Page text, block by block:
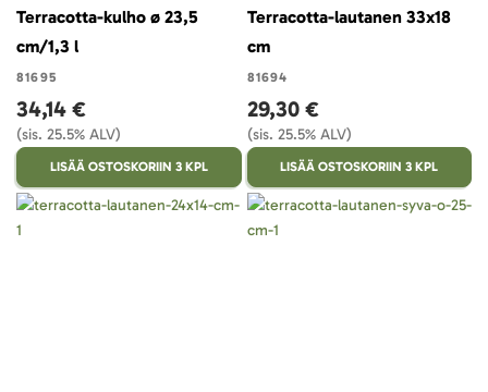
Terracotta-kulho ø 23,5
cm/1,3 l
81695
34,14 €
(sis. 25.5% ALV)
LISÄÄ OSTOSKORIIN 3 KPL
Terracotta-lautanen 33x18
cm
81694
29,30 €
(sis. 25.5% ALV)
LISÄÄ OSTOSKORIIN 3 KPL